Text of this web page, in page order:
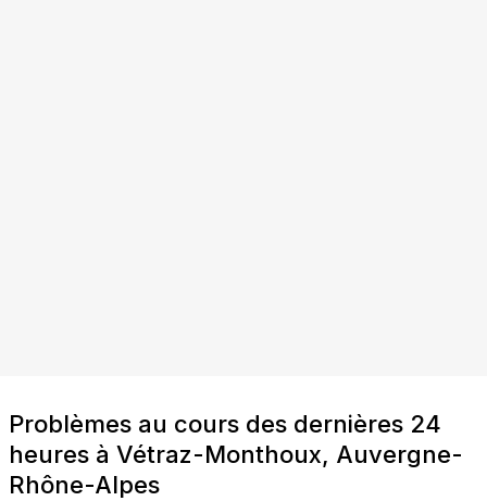
Problèmes au cours des dernières 24
heures à Vétraz-Monthoux, Auvergne-
Rhône-Alpes